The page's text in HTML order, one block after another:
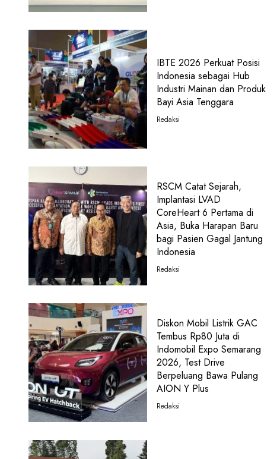
IBTE 2026 Perkuat Posisi
Indonesia sebagai Hub
Industri Mainan dan Produk
Bayi Asia Tenggara
Redaksi
RSCM Catat Sejarah,
Implantasi LVAD
CoreHeart 6 Pertama di
Asia, Buka Harapan Baru
bagi Pasien Gagal Jantung
Indonesia
Redaksi
Diskon Mobil Listrik GAC
Tembus Rp80 Juta di
Indomobil Expo Semarang
2026, Test Drive
Berpeluang Bawa Pulang
AION Y Plus
Redaksi